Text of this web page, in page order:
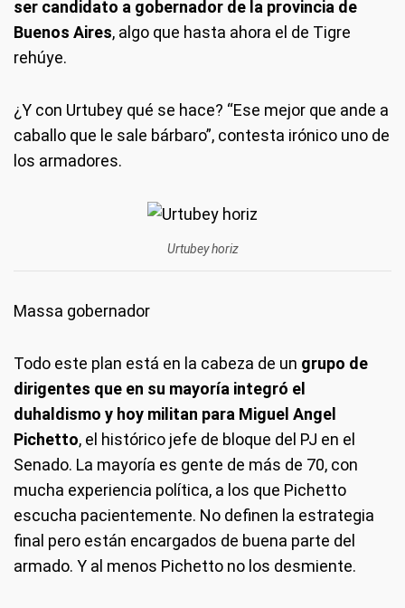
ser candidato a gobernador de la provincia de
Buenos Aires, algo que hasta ahora el de Tigre
rehúye.
¿Y con Urtubey qué se hace? “Ese mejor que ande a
caballo que le sale bárbaro”, contesta irónico uno de
los armadores.
Urtubey horiz
Massa gobernador
Todo este plan está en la cabeza de un grupo de
dirigentes que en su mayoría integró el
duhaldismo y hoy militan para Miguel Angel
Pichetto, el histórico jefe de bloque del PJ en el
Senado. La mayoría es gente de más de 70, con
mucha experiencia política, a los que Pichetto
escucha pacientemente. No definen la estrategia
final pero están encargados de buena parte del
armado. Y al menos Pichetto no los desmiente.